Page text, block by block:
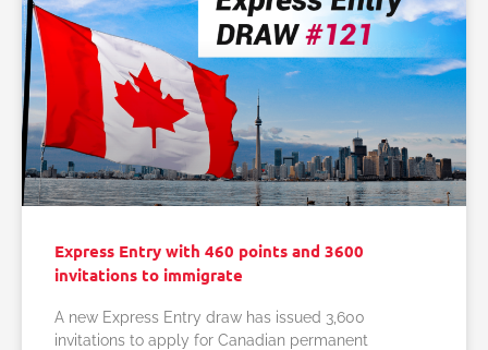
Express Entry with 460 points and 3600
invitations to immigrate
A new Express Entry draw has issued 3,600
invitations to apply for Canadian permanent